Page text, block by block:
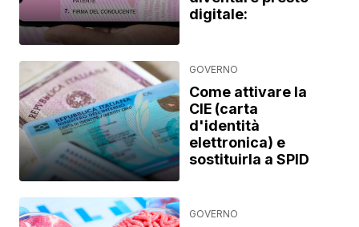
digitale:
GOVERNO
Come attivare la
CIE (carta
d'identità
elettronica) e
sostituirla a SPID
GOVERNO